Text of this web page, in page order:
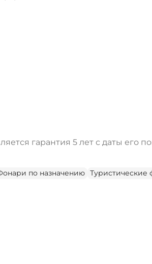
гарантия 5 лет с даты его
по назначению Туристические